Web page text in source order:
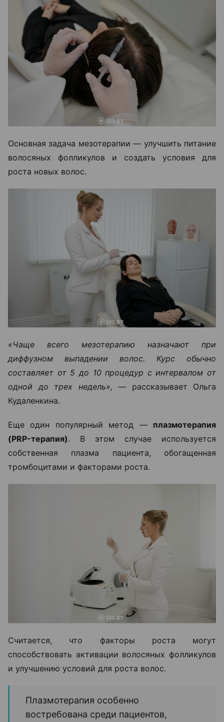
Основная задача мезотерапии — улучшить питание
волосяных фолликулов и создать условия для
роста новых волос.
«Чаще всего мезотерапию назначают при
диффузном выпадении волос. Курс обычно
составляет от 5 до 10 процедур с интервалом от
одной до трех недель», — рассказывает Ольга
Кудаленкина.
Еще один популярный метод — плазмотерапия
(PRP-терапия). В этом случае используется
собственная плазма пациента, обогащенная
тромбоцитами и факторами роста.
Считается, что факторы роста могут
способствовать активации волосяных фолликулов
и улучшению условий для роста волос.
Плазмотерапия особенно
востребована среди пациентов,